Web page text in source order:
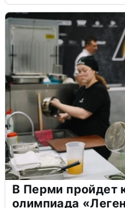
В Перми пройдет
олимпиада